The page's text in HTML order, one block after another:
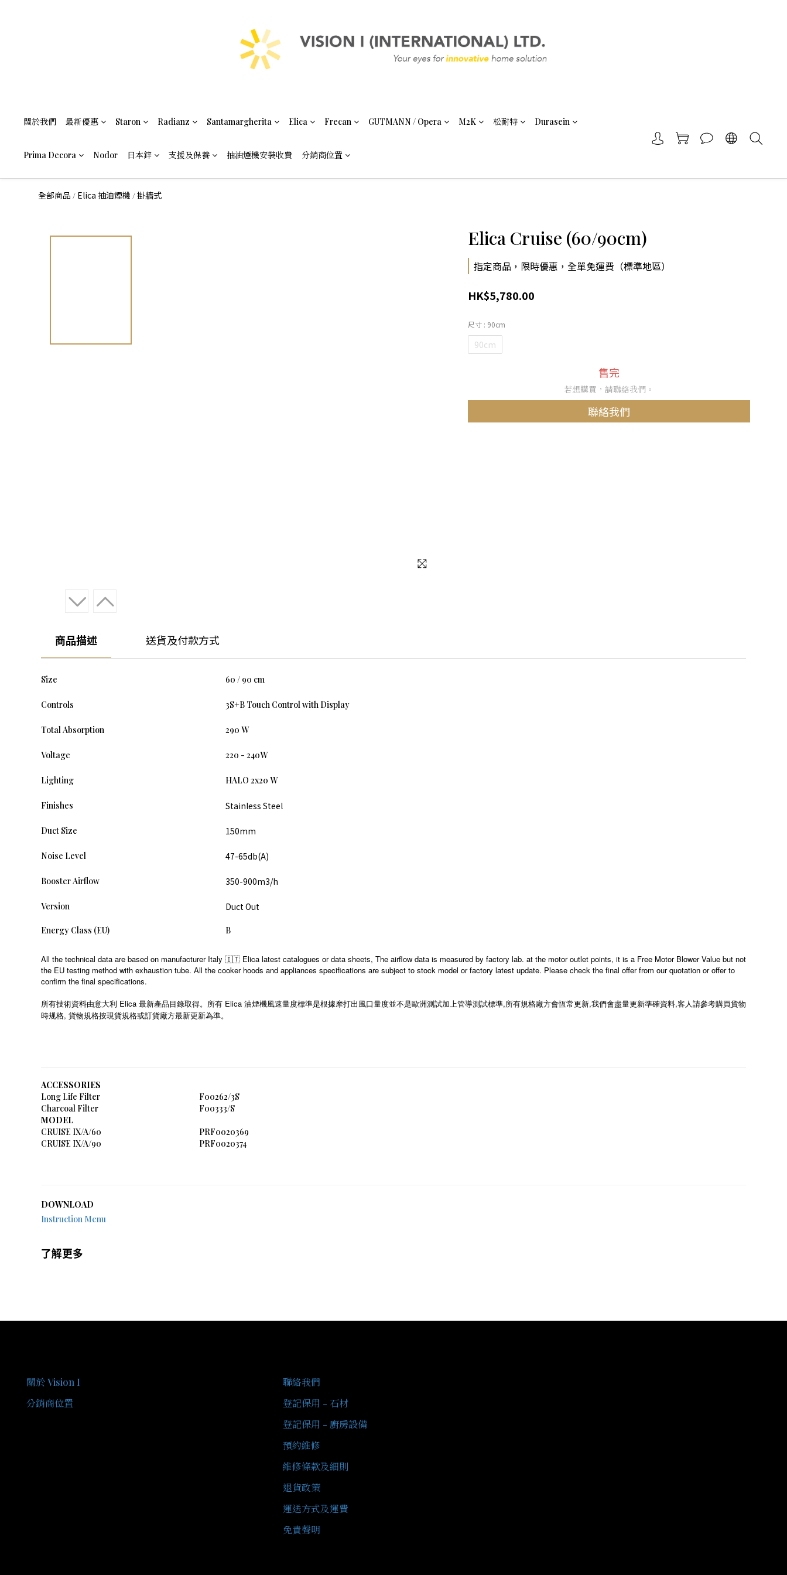
關於我們 最新優惠 Staron Radianz Santamargherita Elica Frecan GUTMANN / Opera M2K 松耐特 Durasein
Prima Decora Nodor 日本鋅 支援及保養 抽油煙機安裝收費 分銷商位置
全部商品 / Elica 抽油煙機 /掛牆式
Elica Cruise (60/90cm)
指定商品，限時優惠，全單免運費（標準地區）
HK$5,780.00
尺寸 : 90cm
90cm
售完
若想購買，請聯絡我們。
聯絡我們
商品描述 送貨及付款方式
Size 60 / 90 cm
Controls 3S+B Touch Control with Display
Total Absorption 290 W
Voltage 220 - 240W
Lighting HALO 2x20 W
Finishes Stainless Steel
Duct Size 150mm
Noise Level 47-65db(A)
Booster Airflow 350-900m3/h
Version Duct Out
Energy Class (EU) B
All the technical data are based on manufacturer Italy 🇮🇹 Elica latest catalogues or data sheets, The airflow data is measured by factory lab. at the motor outlet points, it is a Free Motor Blower Value but not
the EU testing method with exhaustion tube. All the cooker hoods and appliances specifications are subject to stock model or factory latest update. Please check the final offer from our quotation or offer to
confirm the final specifications.
所有技術資料由意大利 Elica 最新產品目錄取得。所有 Elica 油煙機風速量度標準是根據摩打出風口量度並不是歐洲測試加上管導測試標準,所有規格廠方會恆常更新,我們會盡量更新準確資料,客人請參考購買貨物
時规格, 貨物規格按現貨規格或訂貨廠方最新更新為準。
ACCESSORIES
Long Life Filter
F00262/3S
Charcoal Filter
F00333/S
MODEL
CRUISE IX/A/60
PRF0020369
CRUISE IX/A/90
PRF0020374
DOWNLOAD
Instruction Menu
了解更多
關於 Vision I
分銷商位置
聯絡我們
登記保用 - 石材
登記保用 - 廚房設備
預約維修
維修條款及細則
退貨政策
運送方式及運費
免責聲明